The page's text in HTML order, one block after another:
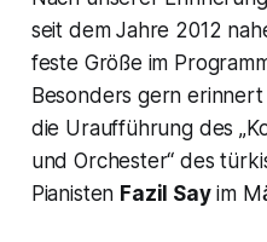
seit dem Jahre 2012
feste Größe im
Besonders gern
die Uraufführung des
und Orchester“ des
Pianisten Fazil Sayim